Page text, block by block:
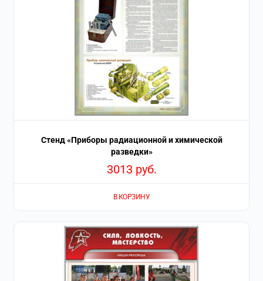
Стенд «Приборы радиационной и химической
разведки»
3013 руб.
В КОРЗИНУ